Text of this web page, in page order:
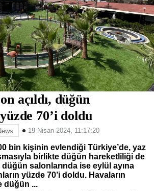
açıldı, düğün
70’i doldu
19 Nisan 2024, 11:17:20
bin kişinin evlendiği Türkiye’de, yaz
birlikte düğün hareketliliği de
düğün salonlarında ise eylül ayına
yüzde 70’i doldu. Havaların
düğün ...